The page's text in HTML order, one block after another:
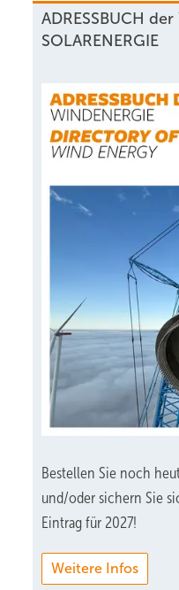
ADRESSBUCH
SOLARENERGIE
Bestellen Sie noch
und/oder sichern Sie
Eintrag für 2027!
Weitere Infos